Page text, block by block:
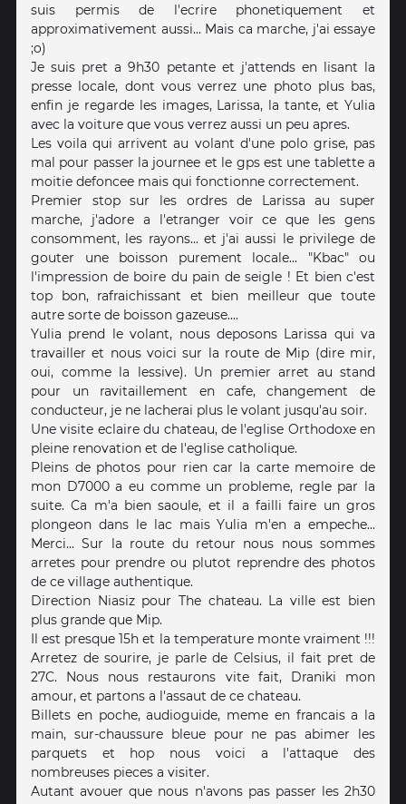
suis permis de l'ecrire phonetiquement et
approximativement aussi... Mais ca marche, j'ai essaye
;o)
Je suis pret a 9h30 petante et j'attends en lisant la
presse locale, dont vous verrez une photo plus bas,
enfin je regarde les images, Larissa, la tante, et Yulia
avec la voiture que vous verrez aussi un peu apres.
Les voila qui arrivent au volant d'une polo grise, pas
mal pour passer la journee et le gps est une tablette a
moitie defoncee mais qui fonctionne correctement.
Premier stop sur les ordres de Larissa au super
marche, j'adore a l'etranger voir ce que les gens
consomment, les rayons... et j'ai aussi le privilege de
gouter une boisson purement locale... "Kbac" ou
l'impression de boire du pain de seigle ! Et bien c'est
top bon, rafraichissant et bien meilleur que toute
autre sorte de boisson gazeuse....
Yulia prend le volant, nous deposons Larissa qui va
travailler et nous voici sur la route de Mip (dire mir,
oui, comme la lessive). Un premier arret au stand
pour un ravitaillement en cafe, changement de
conducteur, je ne lacherai plus le volant jusqu'au soir.
Une visite eclaire du chateau, de l'eglise Orthodoxe en
pleine renovation et de l'eglise catholique.
Pleins de photos pour rien car la carte memoire de
mon D7000 a eu comme un probleme, regle par la
suite. Ca m'a bien saoule, et il a failli faire un gros
plongeon dans le lac mais Yulia m'en a empeche...
Merci... Sur la route du retour nous nous sommes
arretes pour prendre ou plutot reprendre des photos
de ce village authentique.
Direction Niasiz pour The chateau. La ville est bien
plus grande que Mip.
Il est presque 15h et la temperature monte vraiment !!!
Arretez de sourire, je parle de Celsius, il fait pret de
27C. Nous nous restaurons vite fait, Draniki mon
amour, et partons a l'assaut de ce chateau.
Billets en poche, audioguide, meme en francais a la
main, sur-chaussure bleue pour ne pas abimer les
parquets et hop nous voici a l'attaque des
nombreuses pieces a visiter.
Autant avouer que nous n'avons pas passer les 2h30